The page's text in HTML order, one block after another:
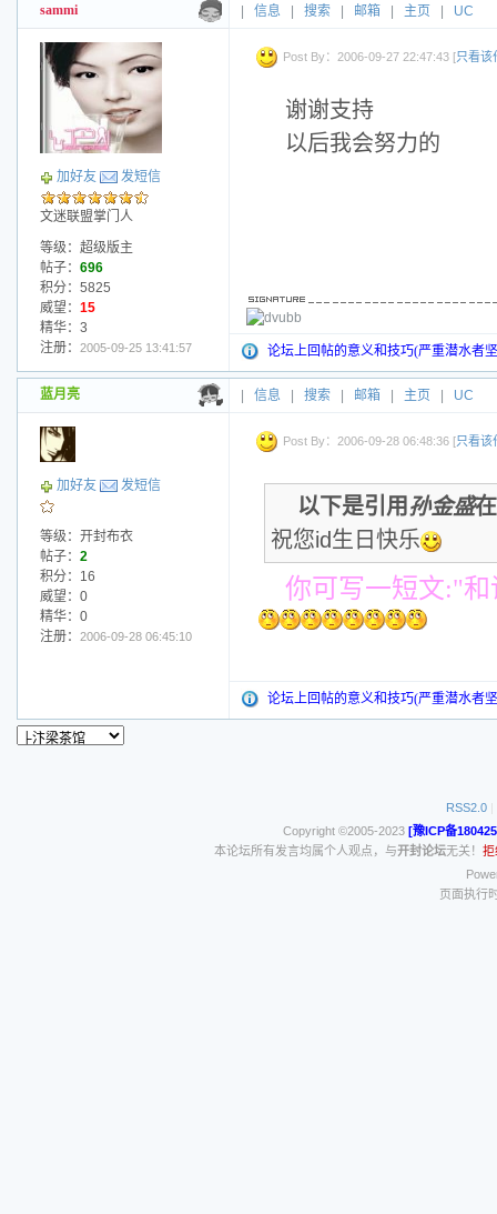
sammi 信息 搜索 邮箱 主页 UC
加好友 发短信
文迷联盟掌门人
等级：超级版主
帖子： 696
积分：5825
威望： 15
精华：3
注册： 2005-09-25 13:41:57
Post By：2006-09-27 22:47:43 [只看该
谢谢支持
以后我会努力的
论坛上回帖的意义和技巧(严重潜水者
蓝月亮 信息 搜索 邮箱 主页 UC
加好友 发短信
等级：开封布衣
帖子： 2
积分：16
威望：0
精华：0
注册： 2006-09-28 06:45:10
Post By：2006-09-28 06:48:36 [只看该
以下是引用 孙金盛
祝您id生日快乐
你可写一短文:"
论坛上回帖的意义和技巧(严重潜水者
RSS2.0 |
Copyright ©2005-2023 [豫ICP备
本论坛所有发言均属个人观点，与开封论坛无关！ 拒
页面执行